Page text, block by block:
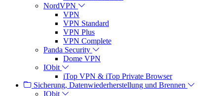
NordVPN
VPN
VPN Standard
VPN Plus
VPN Complete
Panda Security
Dome VPN
IObit
iTop VPN & iTop Private Browser
Sicherung, Datenwiederherstellung und Brennen
IObit